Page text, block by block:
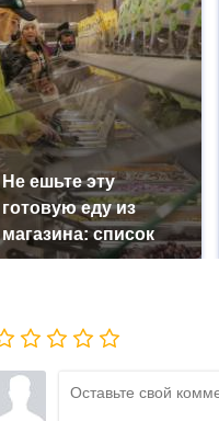
Не ешьте эту
готовую еду из
магазина: список